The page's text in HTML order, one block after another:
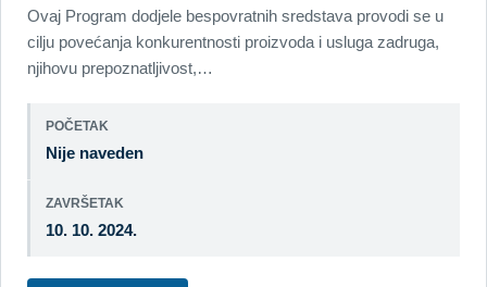
Ovaj Program dodjele bespovratnih sredstava provodi se u
cilju povećanja konkurentnosti proizvoda i usluga zadruga,
njihovu prepoznatljivost,…
POČETAK
Nije naveden
ZAVRŠETAK
10. 10. 2024.